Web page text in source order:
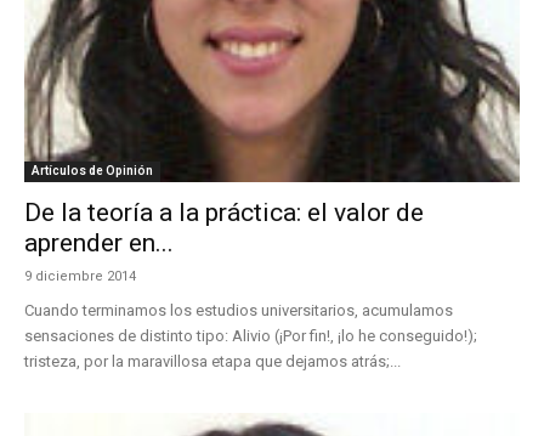
Artículos de Opinión
De la teoría a la práctica: el valor de
aprender en...
9 diciembre 2014
Cuando terminamos los estudios universitarios, acumulamos
sensaciones de distinto tipo: Alivio (¡Por fin!, ¡lo he conseguido!);
tristeza, por la maravillosa etapa que dejamos atrás;...